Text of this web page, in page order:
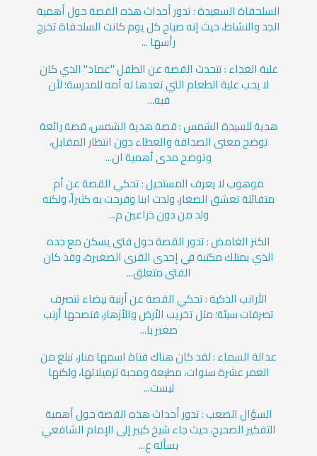
السلحفاة السعيدة : تدور أحداث هذه القصة حول أهمية
الجد والنشاط، حيث إنه صباح كل يوم كانت السلحفاة تخرج
رأسها ...
علبة الغذاء : تتحدث القصة عن الطفل "عماد" الذي كان
لا يحب علبة الطعام التي تعدها له أمه للمدرسة؛ لأن
فيه...
هدية للسيدة الشمس : قصة هدية الشمس، قصة رائعة
توضح معنى الصداقة والعطاء دون انتظار المقابل،
وتوضح مدى أهمية ان...
موهوب لا يعرف المستحيل : تحكي القصة عن أم
متفائلة تعشق الصغار، ولدت ابنا وفرحت به كثيراً، ولكنه
ولد من دون ذراعين م...
الكنز الغامض : تدور القصة حول فتى يسكن مع جده
الذي يمتلك مكتبة في إحدى القرى الصغيرة، وقد كان
الفتى متعلق...
الأرانب الذكية : تحكي القصة عن أرنبة بيضاء تتصرف
تصرفات سيئة؛ مثل تخريب الأرض والأزهار، فنصحها أرنب
صغير با...
عدالة السماء : لقد كان هناك فتاة اسمها منار، تبلغ من
العمر عشرة سنوات، مطيعة ومحبة لزميلاتها، ولكنها
ليست...
السؤال الصعب : تدور أحداث هذه القصة حول أهمية
التفكير الصحيح، حيث جاء شيخ كبير إلى الإمام الشافعي
يسأله ع...